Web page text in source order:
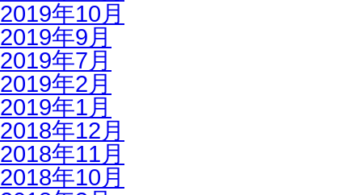
2019年10月
2019年9月
2019年7月
2019年2月
2019年1月
2018年12月
2018年11月
2018年10月